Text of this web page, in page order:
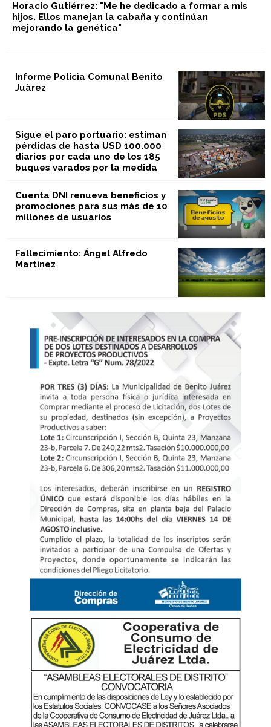
Horacio Gutiérrez: "Me he dedicado a formar a mis
hijos. Ellos manejan la cabaña y continúan
mejorando la genética"
Informe Policìa Comunal Benito
Juàrez
Sigue el paro portuario: estiman
pérdidas de hasta USD 100.000
diarios por cada uno de los 185
buques varados por la medida
Cuenta DNI renueva beneficios y
promociones para sus más de 10
millones de usuarios
Fallecimiento: Ángel Alfredo
Martìnez